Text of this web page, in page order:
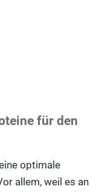
für den
optimale
allem, weil es an